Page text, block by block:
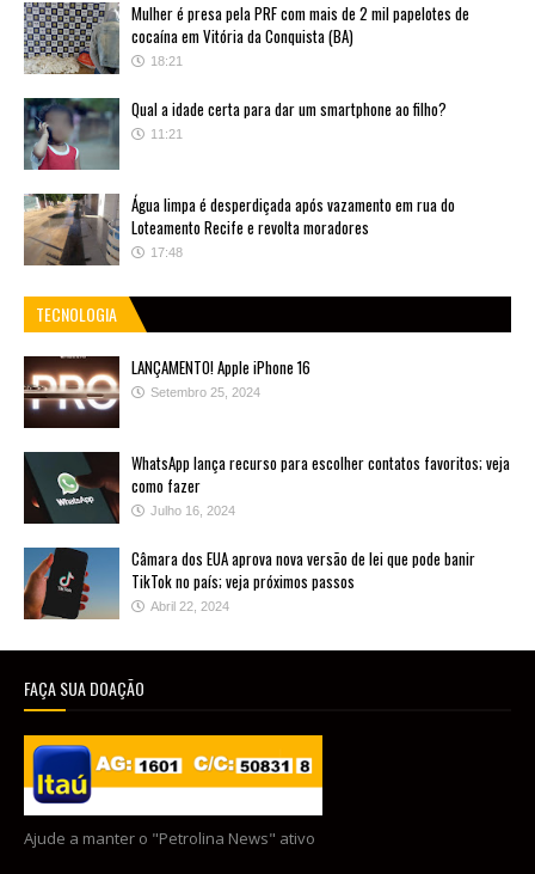
Mulher é presa pela PRF com mais de 2 mil papelotes de
cocaína em Vitória da Conquista (BA)
18:21
Qual a idade certa para dar um smartphone ao filho?
11:21
Água limpa é desperdiçada após vazamento em rua do
Loteamento Recife e revolta moradores
17:48
TECNOLOGIA
LANÇAMENTO! Apple iPhone 16
Setembro 25, 2024
WhatsApp lança recurso para escolher contatos favoritos; veja
como fazer
Julho 16, 2024
Câmara dos EUA aprova nova versão de lei que pode banir
TikTok no país; veja próximos passos
Abril 22, 2024
FAÇA SUA DOAÇÃO
Ajude a manter o "Petrolina News" ativo